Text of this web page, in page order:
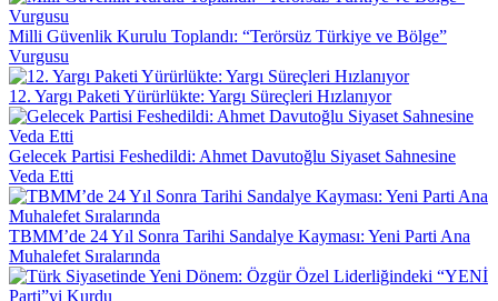
Milli Güvenlik Kurulu Toplandı: “Terörsüz Türkiye ve Bölge”
Vurgusu
12. Yargı Paketi Yürürlükte: Yargı Süreçleri Hızlanıyor
Gelecek Partisi Feshedildi: Ahmet Davutoğlu Siyaset Sahnesine
Veda Etti
TBMM’de 24 Yıl Sonra Tarihi Sandalye Kayması: Yeni Parti Ana
Muhalefet Sıralarında